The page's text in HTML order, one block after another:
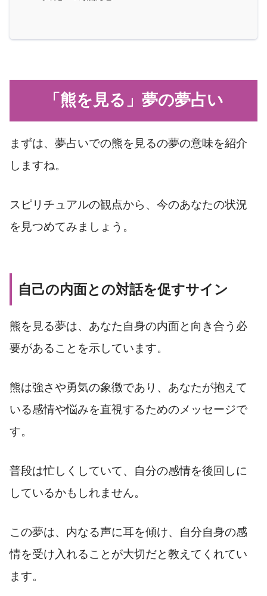
「熊を見る」夢の夢占い
まずは、夢占いでの熊を見るの夢の意味を紹介
しますね。
スピリチュアルの観点から、今のあなたの状況
を見つめてみましょう。
自己の内面との対話を促すサイン
熊を見る夢は、あなた自身の内面と向き合う必
要があることを示しています。
熊は強さや勇気の象徴であり、あなたが抱えて
いる感情や悩みを直視するためのメッセージで
す。
普段は忙しくしていて、自分の感情を後回しに
しているかもしれません。
この夢は、内なる声に耳を傾け、自分自身の感
情を受け入れることが大切だと教えてくれてい
ます。